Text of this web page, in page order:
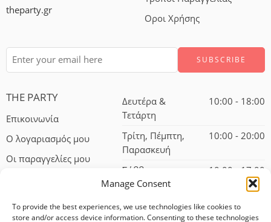
Manage Consent
To provide the best experiences, we use technologies like cookies to
store and/or access device information. Consenting to these technologies
theparty.gr
Οροι Χρήσης
THE PARTY
Επικοινωνία
Ο λογαριασμός μου
Οι παραγγελίες μου
Δευτέρα &
Τετάρτη
10:00 - 18:00
Τρίτη, Πέμπτη,
Παρασκευή
10:00 - 20:00
Σάββατο 10:00 - 17:00